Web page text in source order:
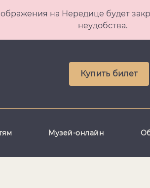
на Нередице будет
неудобства.
Купить билет
Музей-онлайн